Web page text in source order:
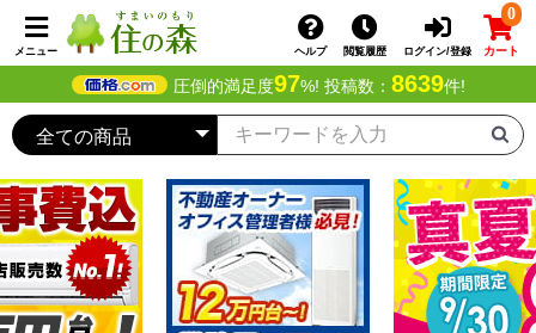
メニュー ヘルプ 閲覧履歴 ログイン/登録
0
カート
圧倒的満足度97%! 投稿数： 8639件!